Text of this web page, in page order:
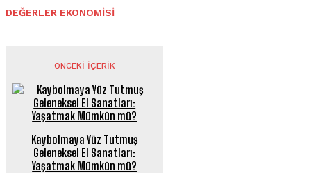
DEĞERLER EKONOMISI
ÖNCEKI İÇERIK
Kaybolmaya Yüz Tutmuş
Geleneksel El Sanatları:
Yaşatmak Mümkün mü?